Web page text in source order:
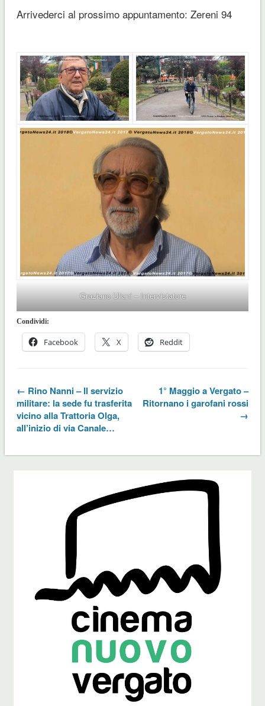
Arrivederci al prossimo appuntamento: Zereni 94
Graziano Uliani – Intervistatore
Condividi:
Facebook X Reddit
← Rino Nanni – Il servizio
militare: la sede fu trasferita
vicino alla Trattoria Olga,
all’inizio di via Canale…
1° Maggio a Vergato –
Ritornano i garofani rossi
→